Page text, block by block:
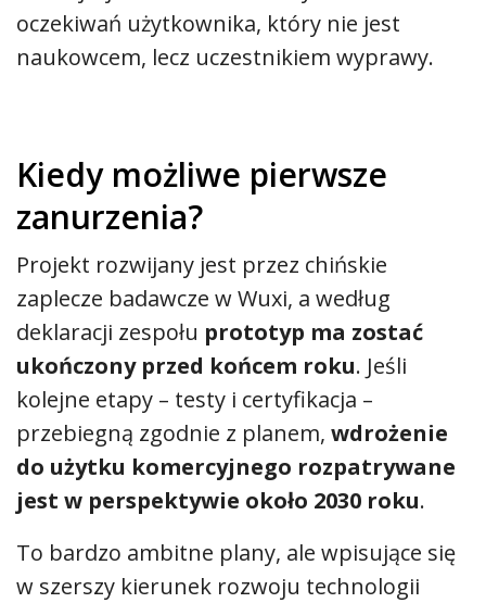
oczekiwań użytkownika, który nie jest
naukowcem, lecz uczestnikiem wyprawy.
Kiedy możliwe pierwsze
zanurzenia?
Projekt rozwijany jest przez chińskie
zaplecze badawcze w Wuxi, a według
deklaracji zespołu prototyp ma zostać
ukończony przed końcem roku. Jeśli
kolejne etapy – testy i certyfikacja –
przebiegną zgodnie z planem, wdrożenie
do użytku komercyjnego rozpatrywane
jest w perspektywie około 2030 roku.
To bardzo ambitne plany, ale wpisujące się
w szerszy kierunek rozwoju technologii